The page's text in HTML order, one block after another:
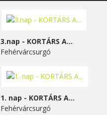
3.nap - KORTÁRS A...
Fehérvárcsurgó
1. nap - KORTÁRS A...
Fehérvárcsurgó